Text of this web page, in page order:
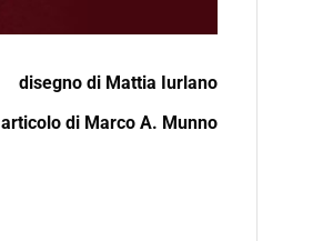
disegno di Mattia Iurlano
articolo di Marco A. Munno